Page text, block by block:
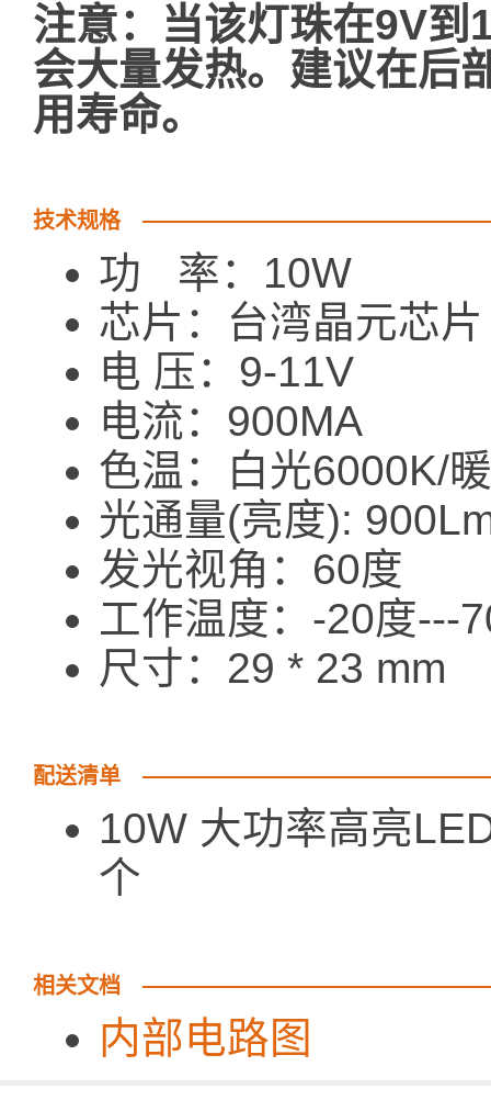
注意：当该灯珠在9V
会大量发热。建议在后
用寿命。
技术规格
功 率：10W
芯片：台湾晶元芯片
电 压：9-11V
电流：900MA
色温：白光6000K/
光通量(亮度):
发光视角：60度
工作温度：-20度---
尺寸：29 * 23 mm
配送清单
10W 大功率高亮
个
相关文档
内部电路图